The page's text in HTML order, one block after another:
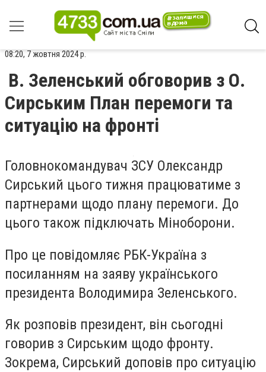
08:20, 7 жовтня 2024 р.
В. Зеленський обговорив з О.
Сирським План перемоги та
ситуацію на фронті
Головнокомандувач ЗСУ Олександр
Сирський цього тижня працюватиме з
партнерами щодо плану перемоги. До
цього також підключать Міноборони.
Про це повідомляє РБК-Україна з
посиланням на заяву українського
президента Володимира Зеленського.
Як розповів президент, він сьогодні
говорив з Сирським щодо фронту.
Зокрема, Сирський доповів про ситуацію